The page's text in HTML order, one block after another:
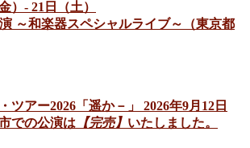
）- 21日（土）
～和楽器スペシャルライブ～（東京都
ツアー2026「遥か－」 2026年9月12日
での公演は 【完売】 いたしました。